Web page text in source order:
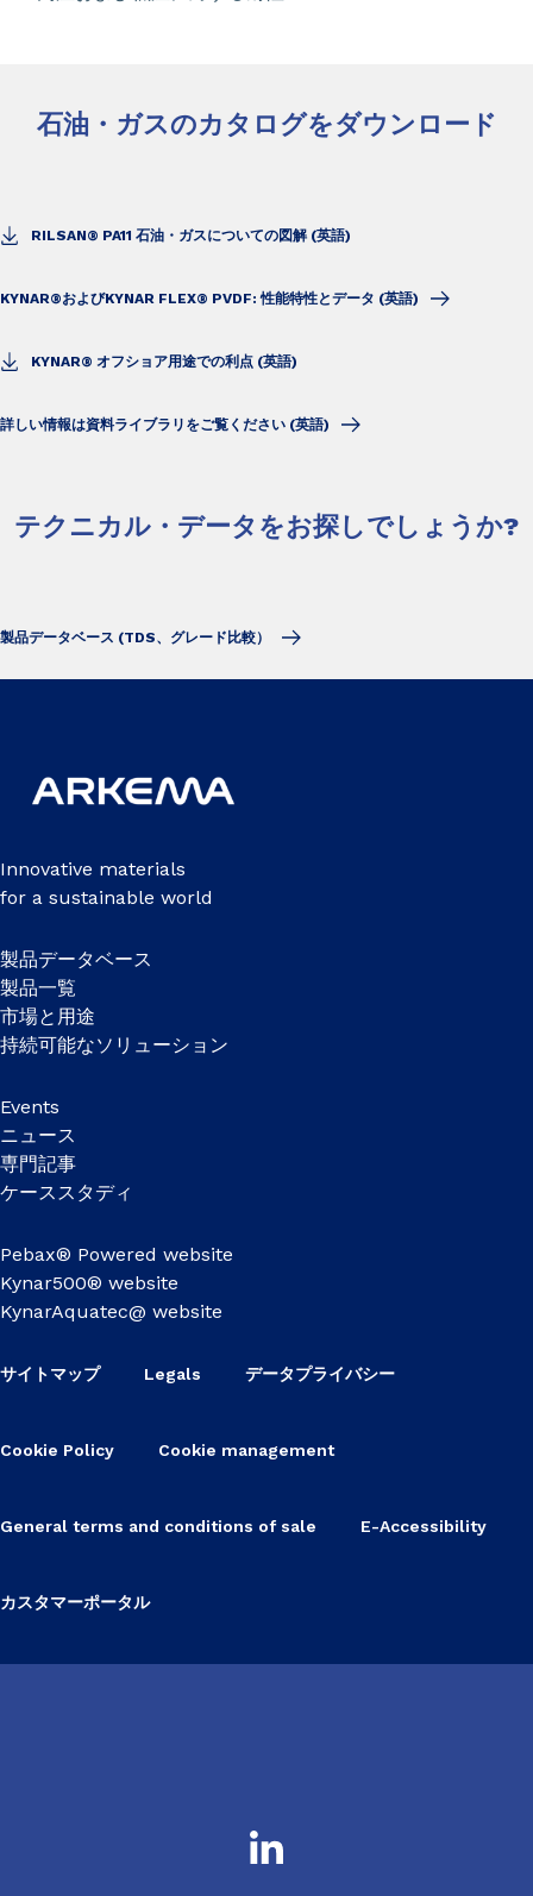
石油・ガスのカタログをダウンロード
RILSAN® PA11 石油・ガスについての図解 (英語)
KYNAR®およびKYNAR FLEX® PVDF: 性能特性とデータ (英語)
KYNAR® オフショア用途での利点 (英語)
詳しい情報は資料ライブラリをご覧ください (英語)
テクニカル・データをお探しでしょうか?
製品データベース (TDS、グレード比較）
Innovative materials
for a sustainable world
製品データベース
製品一覧
市場と用途
持続可能なソリューション
Events
ニュース
専門記事
ケーススタディ
Pebax® Powered website
Kynar500® website
KynarAquatec@ website
サイトマップ Legals データプライバシー
Cookie Policy Cookie management
General terms and conditions of sale E-Accessibility
カスタマーポータル